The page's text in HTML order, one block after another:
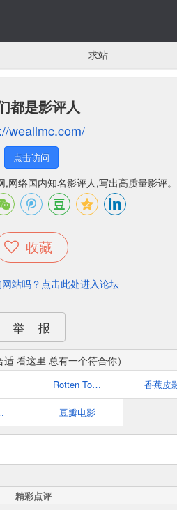
求站
都是影评人
weallmc.com/
点击访问
网络国内知名影评人,写出高质量影评。
收藏
站吗？点击此处进入论坛
举 报
适 看这里 总有一个符合你）
Rotten Tomatoes
见生活 豆瓣电影
精彩点评